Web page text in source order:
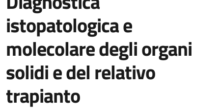
istopatologica e
molecolare degli organi
solidi e del relativo
trapianto